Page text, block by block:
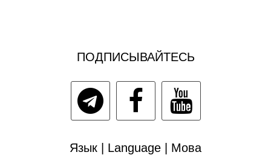
ПОДПИСЫВАЙТЕСЬ
Язык | Language | Мова